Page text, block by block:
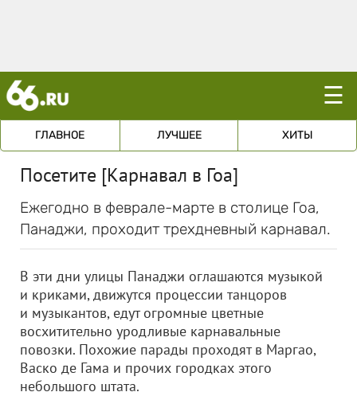
☰
ГЛАВНОЕ ЛУЧШЕЕ ХИТЫ
Посетите [Карнавал в Гоа]
Ежегодно в феврале-марте в столице Гоа,
Панаджи, проходит трехдневный карнавал.
В эти дни улицы Панаджи оглашаются музыкой
и криками, движутся процессии танцоров
и музыкантов, едут огромные цветные
восхитительно уродливые карнавальные
повозки. Похожие парады проходят в Маргао,
Васко де Гама и прочих городках этого
небольшого штата.